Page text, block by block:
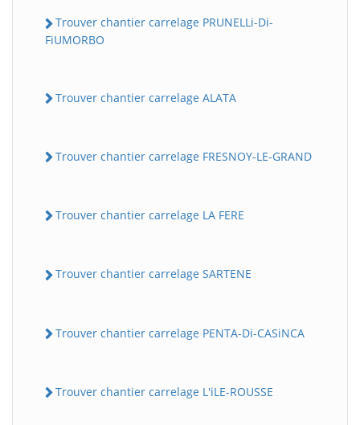
Trouver chantier carrelage PRUNELLi-Di-
FiUMORBO
Trouver chantier carrelage ALATA
Trouver chantier carrelage FRESNOY-LE-GRAND
Trouver chantier carrelage LA FERE
Trouver chantier carrelage SARTENE
Trouver chantier carrelage PENTA-Di-CASiNCA
Trouver chantier carrelage L'iLE-ROUSSE